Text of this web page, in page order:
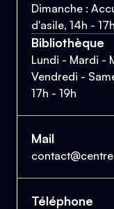
Dimanche :
d'asile, 14h - 17h
Bibliothèque
Lundi - Mardi -
Vendredi -
17h - 19h
Mail
Téléphone